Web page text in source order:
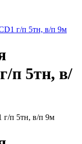
г/п 5тн, в/п 9м
п 5тн, в/